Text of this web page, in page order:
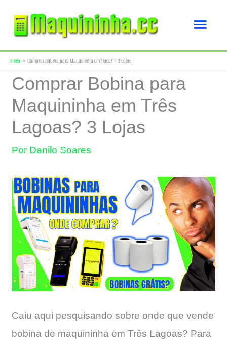
para
conteúdo
Início Comprar Bobina para Maquininha em [local]? 3 Lojas
Comprar Bobina para
Maquininha em Três
Lagoas? 3 Lojas
Por Danilo Soares
Caiu aqui pesquisando sobre onde que vende
bobina de maquininha em Três Lagoas? Para